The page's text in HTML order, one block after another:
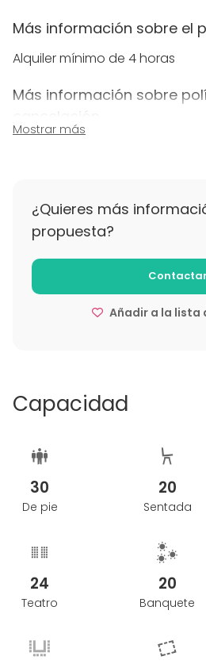
Más información sobre el
Alquiler mínimo de 4 horas
Más información sobre
menos de 72 horas un 50% y
Mostrar más
¿Quieres más
propuesta?
Contactar
Añadir a la lista
Capacidad
30
De pie
20
Sentada
24
Teatro
20
Banquete